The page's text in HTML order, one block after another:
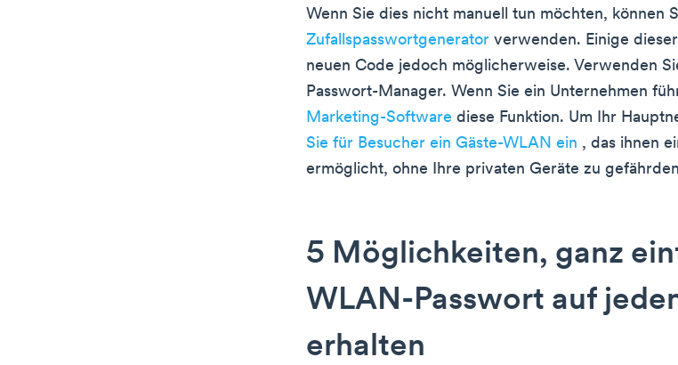
Wenn Sie dies nicht manuell tun möchten, können
Zufallspasswortgenerator verwenden. Einige
neuen Code jedoch möglicherweise. Verwenden
Passwort-Manager. Wenn Sie ein Unternehmen
Marketing-Software diese Funktion. Um Ihr
Sie für Besucher ein Gäste-WLAN ein , das ihnen
ermöglicht, ohne Ihre privaten Geräte zu
5 Möglichkeiten, ganz
WLAN-Passwort auf
erhalten